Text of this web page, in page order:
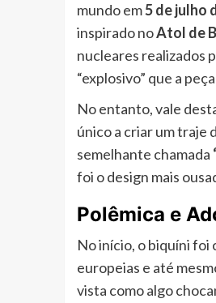
mundo em5 de julho
inspirado noAtol de
nucleares realizados
“explosivo” que a
No entanto, vale
único a criar um traje
semelhante chamada
foi o design mais
Polêmica e
No início, o biquíni foi
europeias e até
vista como algo